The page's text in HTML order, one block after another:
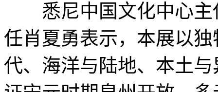
悉尼中国文化中心主
任肖夏勇表示，本展以
代、海洋与陆地、本土